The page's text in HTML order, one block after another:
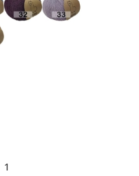
1